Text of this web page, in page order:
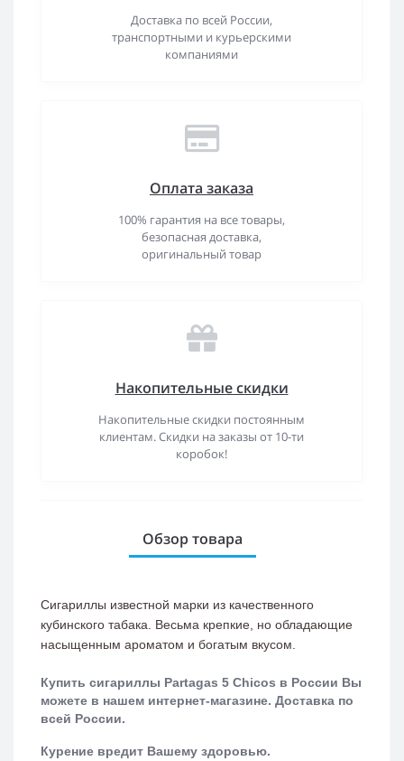
Доставка по всей России,
транспортными и курьерскими
компаниями
Оплата заказа
100% гарантия на все товары,
безопасная доставка,
оригинальный товар
Накопительные скидки
Накопительные скидки постоянным
клиентам. Скидки на заказы от 10-ти
коробок!
Обзор товара
Сигариллы известной марки из качественного
кубинского табака. Весьма крепкие, но обладающие
насыщенным ароматом и богатым вкусом.
Купить сигариллы Partagas 5 Chicos в России Вы
можете в нашем интернет-магазине. Доставка по
всей России.
Курение вредит Вашему здоровью.